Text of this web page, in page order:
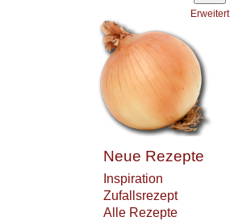
Erweitert
Neue Rezepte
Inspiration
Zufallsrezept
Alle Rezepte